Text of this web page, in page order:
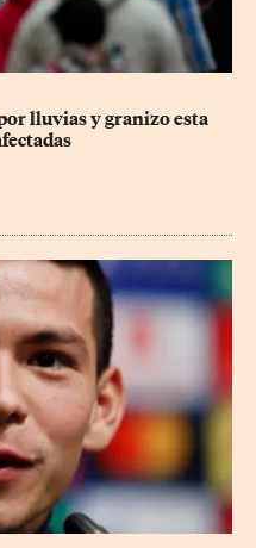
lluvias y granizo esta